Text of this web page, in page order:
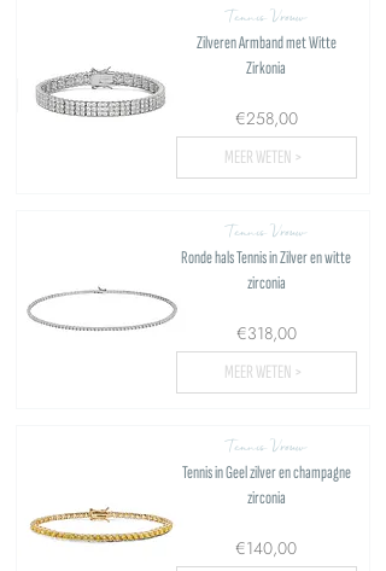
Tennis Vrouw
Zilveren Armband met Witte
Zirkonia
€258,00
MEER WETEN >
Tennis Vrouw
Ronde hals Tennis in Zilver en witte
zirconia
€318,00
MEER WETEN >
Tennis Vrouw
Tennis in Geel zilver en champagne
zirconia
€140,00